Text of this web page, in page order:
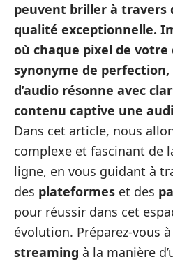
peuvent briller à travers
qualité exceptionnelle.
où chaque pixel de votre
synonyme de
d’audio résonne avec
contenu captive une
Dans cet article, nous
complexe et fascinant de
ligne, en vous guidant à
des plateformes et des
pour réussir dans cet
évolution. Préparez-vous
streaming à la manière